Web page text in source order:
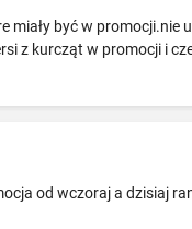
być w promocji.nie
z kurcząt w promocji i
od wczoraj a dzisiaj